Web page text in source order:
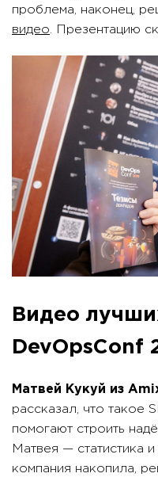
проблема, наконец,
видео . Презентацию
Видео
DevOpsConf
Матвей Кукуй из
рассказал, что такое
помогают строить
Матвея — статистика
компания накопила,